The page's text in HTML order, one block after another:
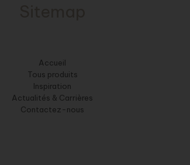
Accueil
Tous produits
Inspiration
Actualités & Carrières
Contactez-nous